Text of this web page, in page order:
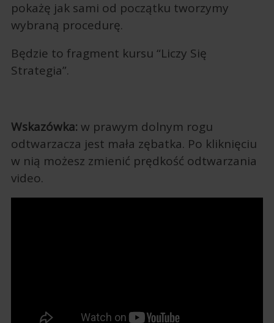
pokażę jak sami od początku tworzymy
wybraną procedurę.
Będzie to fragment kursu “Liczy Się
Strategia”.
Wskazówka: w prawym dolnym rogu
odtwarzacza jest mała zębatka. Po kliknięciu
w nią możesz zmienić prędkość odtwarzania
video.